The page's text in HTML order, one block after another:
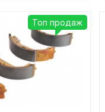
Топ продаж